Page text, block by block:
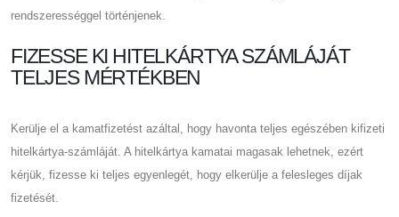
rendszerességgel történjenek.
FIZESSE KI HITELKÁRTYA SZÁMLÁJÁT
TELJES MÉRTÉKBEN
Kerülje el a kamatfizetést azáltal, hogy havonta teljes egészében kifizeti
hitelkártya-számláját. A hitelkártya kamatai magasak lehetnek, ezért
kérjük, fizesse ki teljes egyenlegét, hogy elkerülje a felesleges díjak
fizetését.